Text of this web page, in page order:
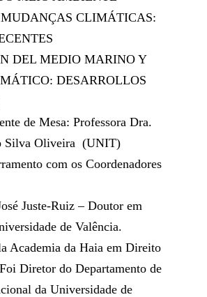
CLIMÁTICAS:
DEL MEDIO MARINO Y
DESARROLLOS
de Mesa: Professora Dra.
Silva Oliveira (UNIT)
com os Coordenadores
Juste-Ruiz – Doutor em
de Valência.
Academia da Haia em Direito
Diretor do Departamento de
da Universidade de